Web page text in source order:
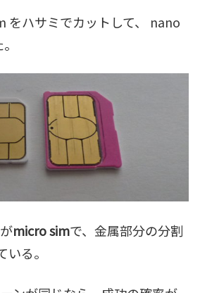
をハサミでカットして、 nano
micro simで、金属部分の分割
る。